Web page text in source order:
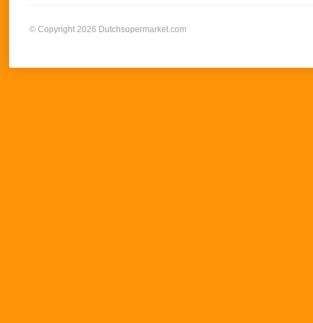
© Copyright 2026 Dutchsupermarket.com